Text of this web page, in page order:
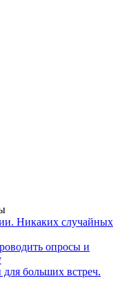
Никаких случайных
опросы и
больших встреч.